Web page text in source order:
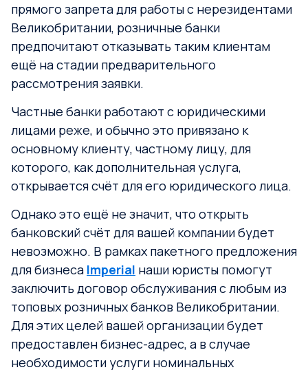
прямого запрета для работы с нерезидентами
Великобритании, розничные банки
предпочитают отказывать таким клиентам
ещё на стадии предварительного
рассмотрения заявки.
Частные банки работают с юридическими
лицами реже, и обычно это привязано к
основному клиенту, частному лицу, для
которого, как дополнительная услуга,
открывается счёт для его юридического лица.
Однако это ещё не значит, что открыть
банковский счёт для вашей компании будет
невозможно. В рамках пакетного предложения
для бизнеса Imperial наши юристы помогут
заключить договор обслуживания с любым из
топовых розничных банков Великобритании.
Для этих целей вашей организации будет
предоставлен бизнес-адрес, а в случае
необходимости услуги номинальных